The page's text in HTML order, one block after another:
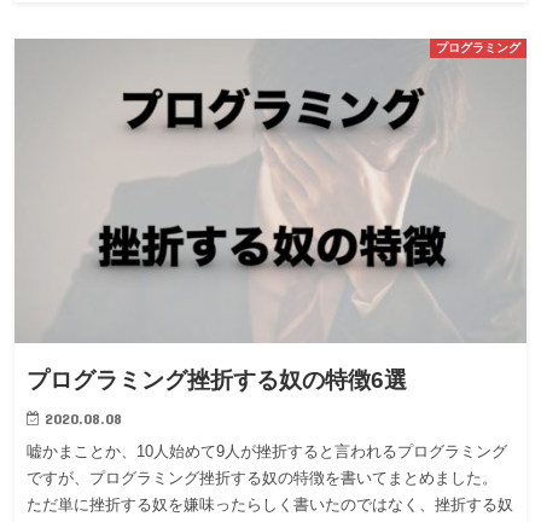
プログラミング
プログラミング挫折する奴の特徴6選
2020.08.08
嘘かまことか、10人始めて9人が挫折すると言われるプログラミング
ですが、プログラミング挫折する奴の特徴を書いてまとめました。
ただ単に挫折する奴を嫌味ったらしく書いたのではなく、挫折する奴